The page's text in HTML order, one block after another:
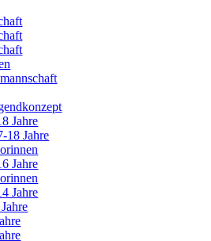
Jahre
18 Jahre
Jahre
Jahre